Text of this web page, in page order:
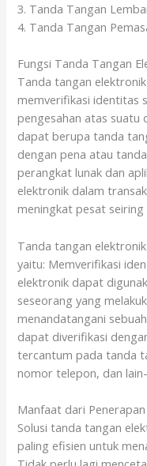
3. Tanda Tangan
4. Tanda Tangan
Fungsi Tanda Tangan
Tanda tangan
memverifikasi identitas
pengesahan atas suatu
dapat berupa tanda
dengan pena atau
perangkat lunak dan
elektronik dalam
meningkat pesat
Tanda tangan
yaitu: Memverifikasi
elektronik dapat
seseorang yang
menandatangani
dapat diverifikasi
tercantum pada tanda
nomor telepon, dan
Manfaat dari
Solusi tanda tangan
paling efisien untuk